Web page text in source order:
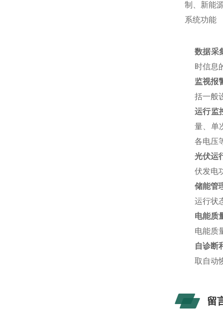
制、新能
系统功能
数据采
时信息
监视报
括一般
运行监
量、单
各电压
光伏运
伏发电
储能管
运行状
电能质
电能质
自诊断
取自动
留